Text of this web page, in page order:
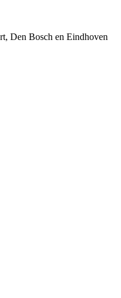
Den Bosch en Eindhoven